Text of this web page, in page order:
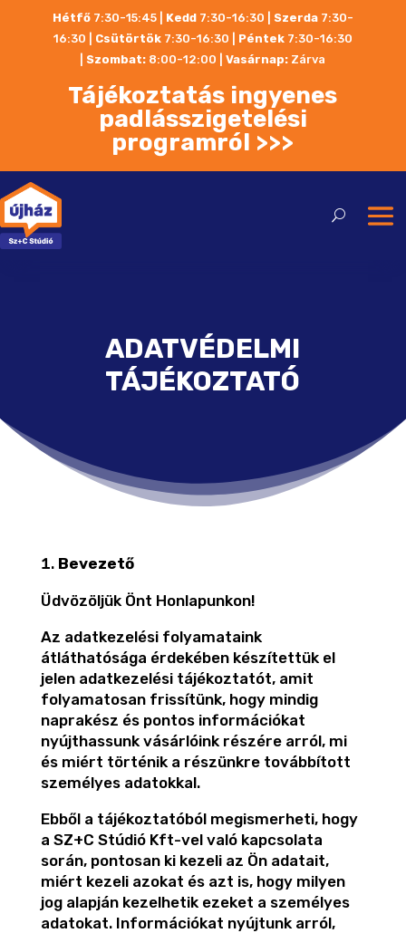
Hétfő7:30-15:45 | Kedd7:30-16:30 | Szerda7:30-
16:30 | Csütörtök7:30-16:30 | Péntek7:30-16:30
|Szombat: 8:00-12:00 |Vasárnap: Zárva
Tájékoztatás ingyenes
padlásszigetelési
programról >>>
ADATVÉDELMI
TÁJÉKOZTATÓ
Bevezető
Üdvözöljük Önt Honlapunkon!
Az adatkezelési folyamataink
átláthatósága érdekében készítettük el
jelen adatkezelési tájékoztatót, amit
folyamatosan frissítünk, hogy mindig
naprakész és pontos információkat
nyújthassunk vásárlóink részére arról, mi
és miért történik a részünkre továbbított
személyes adatokkal.
Ebből a tájékoztatóból megismerheti, hogy
a SZ+C Stúdió Kft-vel való kapcsolata
során, pontosan ki kezeli az Ön adatait,
miért kezeli azokat és azt is, hogy milyen
jog alapján kezelhetik ezeket a személyes
adatokat. Információkat nyújtunk arról,